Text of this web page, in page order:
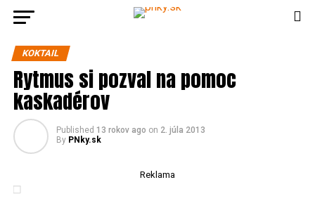
KOKTAIL
Rytmus si pozval na pomoc
kaskadérov
Published 13 rokov ago on 2. júla 2013
By PNky.sk
Reklama